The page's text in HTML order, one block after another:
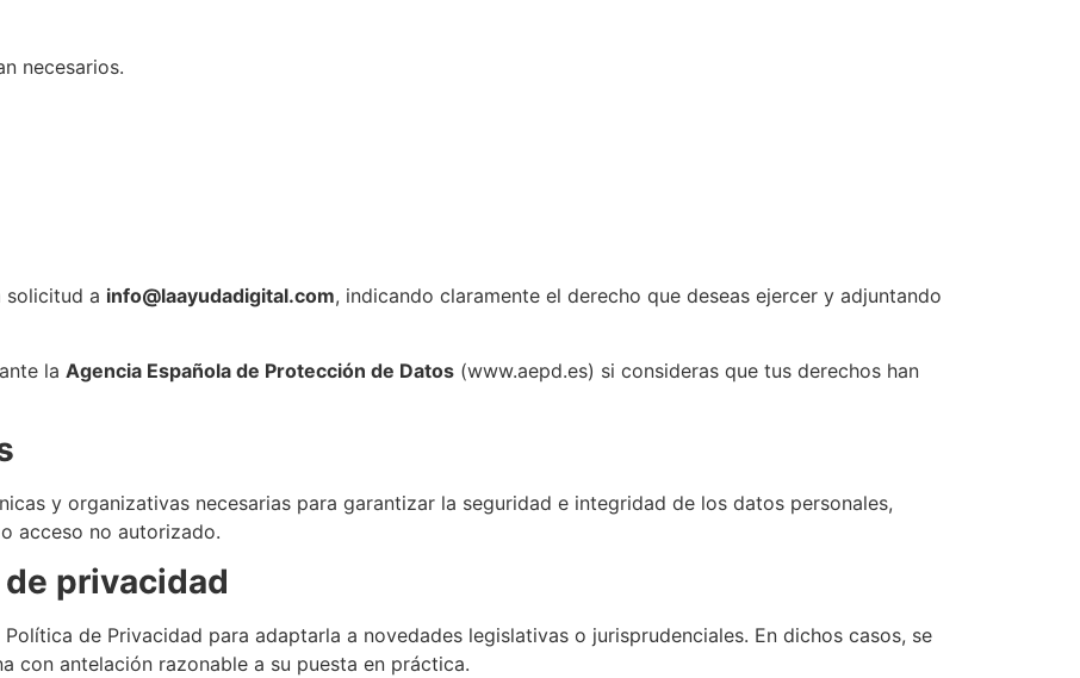
necesarios.
solicitud a info@laayudadigital.com, indicando claramente el derecho que deseas ejercer y adjuntando
la Agencia Española de Protección de Datos (www.aepd.es) si consideras que tus derechos han
y organizativas necesarias para garantizar la seguridad e integridad de los datos personales,
acceso no autorizado.
privacidad
de Privacidad para adaptarla a novedades legislativas o jurisprudenciales. En dichos casos, se
con antelación razonable a su puesta en práctica.